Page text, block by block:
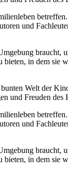
und
in dem sie
Welt der
und Freuden
und
in dem sie